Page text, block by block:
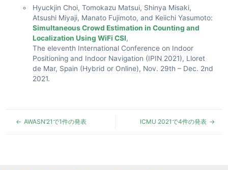
Hyuckjin Choi, Tomokazu Matsui, Shinya Misaki,
Atsushi Miyaji, Manato Fujimoto, and Keiichi Yasumoto:
Simultaneous Crowd Estimation in Counting and
Localization Using WiFi CSI,
The eleventh International Conference on Indoor
Positioning and Indoor Navigation (IPIN 2021), Lloret
de Mar, Spain (Hybrid or Online), Nov. 29th – Dec. 2nd
2021.
AWASN’21で1件の発表 ICMU 2021で4件の発表